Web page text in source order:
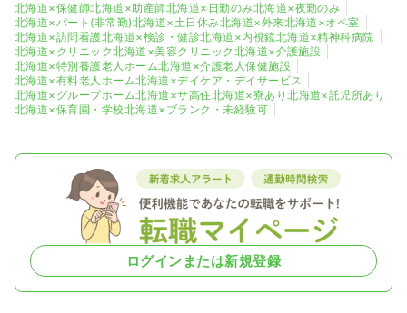
北海道×保健師北海道×助産師北海道×日勤のみ北海道×夜勤のみ
北海道×パート(非常勤)北海道×土日休み北海道×外来北海道×オペ室
北海道×訪問看護北海道×検診・健診北海道×内視鏡北海道×精神科病院
北海道×クリニック北海道×美容クリニック 北海道×介護施設
北海道×特別養護老人ホーム北海道×介護老人保健施設
北海道×有料老人ホーム北海道×デイケア・デイサービス
北海道×グループホーム北海道×サ高住北海道×寮あり北海道×託児所あり
北海道×保育園・学校北海道×ブランク・未経験可
ログインまたは新規登録